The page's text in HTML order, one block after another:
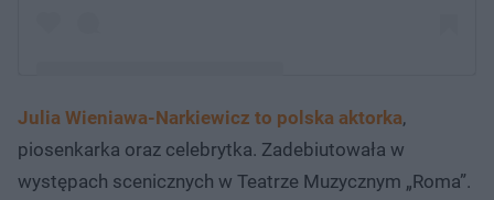
Post udostępniony przez Julia Wieniawa-Narkiewicz ⚡️
(@juliawieniawa)
Julia Wieniawa-Narkiewicz to polska aktorka,
piosenkarka oraz celebrytka. Zadebiutowała w
występach scenicznych w Teatrze Muzycznym „Roma”.